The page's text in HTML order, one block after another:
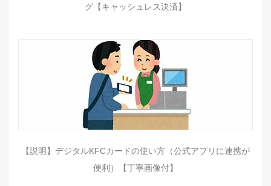
グ【キャッシュレス決済】
【説明】デジタルKFCカードの使い方（公式アプリに連携が
便利）【丁寧画像付】